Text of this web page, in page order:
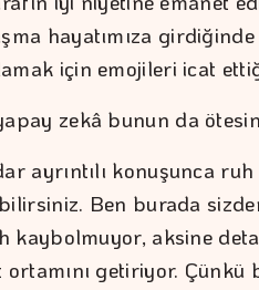
hayatımıza
için emojileri icat
zekâ bunun da
ayrıntılı konuşunca
Ben burada
kaybolmuyor, aksine
ortamını getiriyor. Çünkü